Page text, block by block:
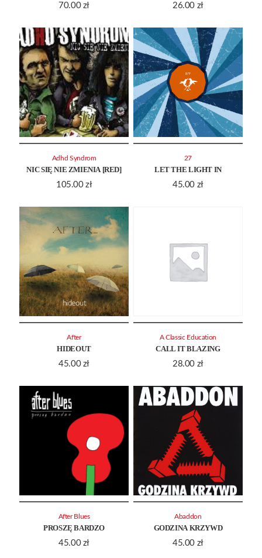
70.00 zł
26.00 zł
NIC SIĘ NIE ZMIENIA [RED]
105.00 zł
Adhd Syndrom
LET THE LIGHT IN
45.00 zł
27
HIDEOUT
45.00 zł
After
CALL IT BLAZING
28.00 zł
A Classic Education
PROSZĘ BARDZO
45.00 zł
After Blues
GODZINA KRZYWD
45.00 zł
Abaddon